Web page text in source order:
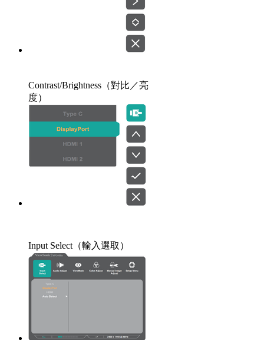
Contrast/Brightness（對比／亮
度）
Input Select（輸入選取）